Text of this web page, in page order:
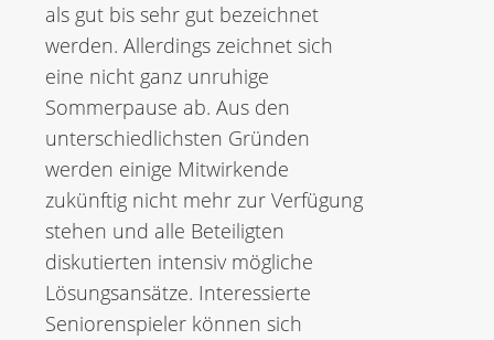
als gut bis sehr gut bezeichnet
werden. Allerdings zeichnet sich
eine nicht ganz unruhige
Sommerpause ab. Aus den
unterschiedlichsten Gründen
werden einige Mitwirkende
zukünftig nicht mehr zur Verfügung
stehen und alle Beteiligten
diskutierten intensiv mögliche
Lösungsansätze. Interessierte
Seniorenspieler können sich